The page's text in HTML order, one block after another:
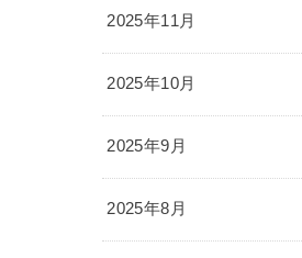
2025年11月
2025年10月
2025年9月
2025年8月